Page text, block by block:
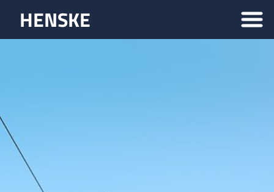
HENSKE